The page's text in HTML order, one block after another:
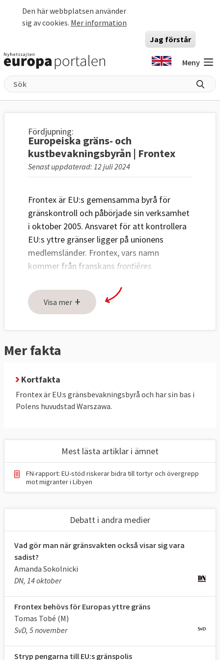
Den här webbplatsen använder
sig av cookies. Mer information
Jag förstår
Meny
Fördjupning:
Europeiska gräns- och
kustbevakningsbyrån | Frontex
Senast uppdaterad: 12 juli 2024
Frontex är EU:s gemensamma byrå för
gränskontroll och påbörjade sin verksamhet
i oktober 2005. Ansvaret för att kontrollera
EU:s yttre gränser ligger på unionens
medlemsländer. Frontex, vars namn
kommer från franskans frontières
stärka gränskontrollen, genom att förbättra
koordineringen mellan medlemsländerna.
En koordinering av medlemsländernas
Att samordna utbildningssystemen och
ska arbeta med gränsövervakning.
Att bistå medlemsländer vid behov av
en ökad övervakning av de yttre
Ge medlemsländerna assistans vid
återsändanden av asylsökande.
Frontex snabba gränsinsatsenhet (RABIT),
byråns egen insatsgrupp, kan sättas in för
att patrullera gränser när ett medlemsland
inte själv klarar att bevaka den. Detta ska
bara ske i yttersta nödfall och under en
begränsad tid.
Frontex har nära samarbeten med andra
institutioner som ansvarar för säkerheten
vid unionens gränser, till exempel Europol
byrån för bedrägeribekämpning). Irland har
Visa mer +
Mer fakta
Kortfakta
Frontex är EU:s gränsbevakningsbyrå och har sin bas i
Polens huvudstad Warszawa.
Mest lästa artiklar i ämnet
FN-rapport: EU-stöd riskerar bidra till tortyr och övergrepp
mot migranter i Libyen
Debatt i andra medier
Vad gör man när gränsvakten också visar sig vara
sadist?
Amanda Sokolnicki
DN, 14 oktober
Frontex behövs för Europas yttre gräns
Tomas Tobé (M)
SvD, 5 november
Stryp pengarna till EU:s gränspolis